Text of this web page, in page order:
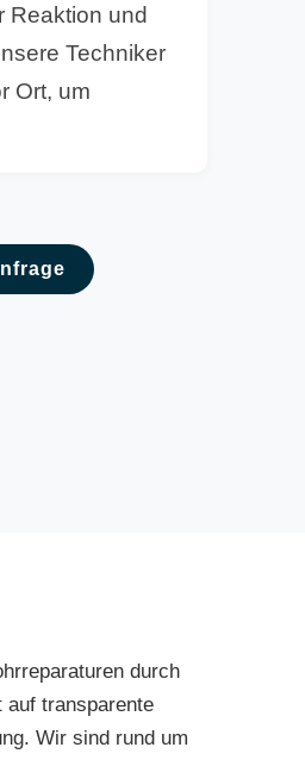
Reaktion und
Techniker
Ort, um
durch
auf transparente
Wir sind rund um